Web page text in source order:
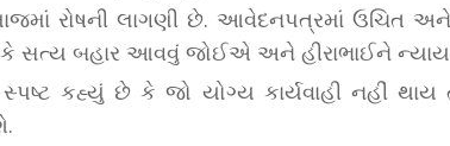
રોષની લાગણી છે. આવેદનપત્રમાં ઉચિત અને
કે સત્ય બહાર આવવું જોઈએ અને હીરાભાઈને
કહ્યું છે કે જો યોગ્ય કાર્યવાહી નહીં થાય